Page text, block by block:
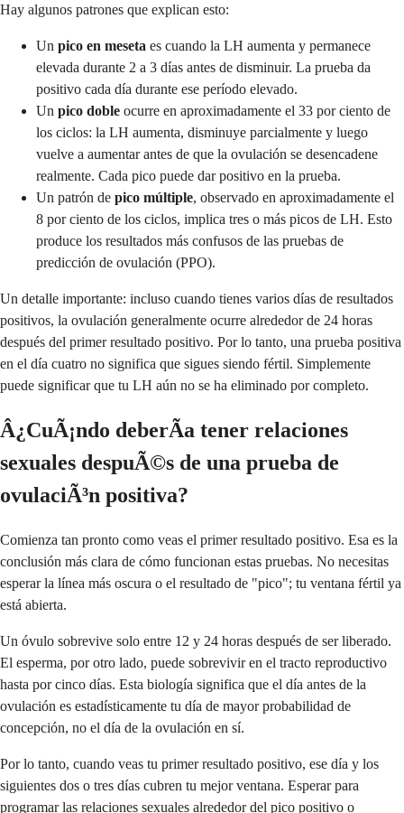
Hay algunos patrones que explican esto:
Un pico en meseta es cuando la LH aumenta y permanece
elevada durante 2 a 3 días antes de disminuir. La prueba da
positivo cada día durante ese período elevado.
Un pico doble ocurre en aproximadamente el 33 por ciento de
los ciclos: la LH aumenta, disminuye parcialmente y luego
vuelve a aumentar antes de que la ovulación se desencadene
realmente. Cada pico puede dar positivo en la prueba.
Un patrón de pico múltiple, observado en aproximadamente el
8 por ciento de los ciclos, implica tres o más picos de LH. Esto
produce los resultados más confusos de las pruebas de
predicción de ovulación (PPO).
Un detalle importante: incluso cuando tienes varios días de resultados
positivos, la ovulación generalmente ocurre alrededor de 24 horas
después del primer resultado positivo. Por lo tanto, una prueba positiva
en el día cuatro no significa que sigues siendo fértil. Simplemente
puede significar que tu LH aún no se ha eliminado por completo.
Â¿CuÃ¡ndo deberÃ­a tener relaciones
sexuales despuÃ©s de una prueba de
ovulaciÃ³n positiva?
Comienza tan pronto como veas el primer resultado positivo. Esa es la
conclusión más clara de cómo funcionan estas pruebas. No necesitas
esperar la línea más oscura o el resultado de "pico"; tu ventana fértil ya
está abierta.
Un óvulo sobrevive solo entre 12 y 24 horas después de ser liberado.
El esperma, por otro lado, puede sobrevivir en el tracto reproductivo
hasta por cinco días. Esta biología significa que el día antes de la
ovulación es estadísticamente tu día de mayor probabilidad de
concepción, no el día de la ovulación en sí.
Por lo tanto, cuando veas tu primer resultado positivo, ese día y los
siguientes dos o tres días cubren tu mejor ventana. Esperar para
programar las relaciones sexuales alrededor del pico positivo o